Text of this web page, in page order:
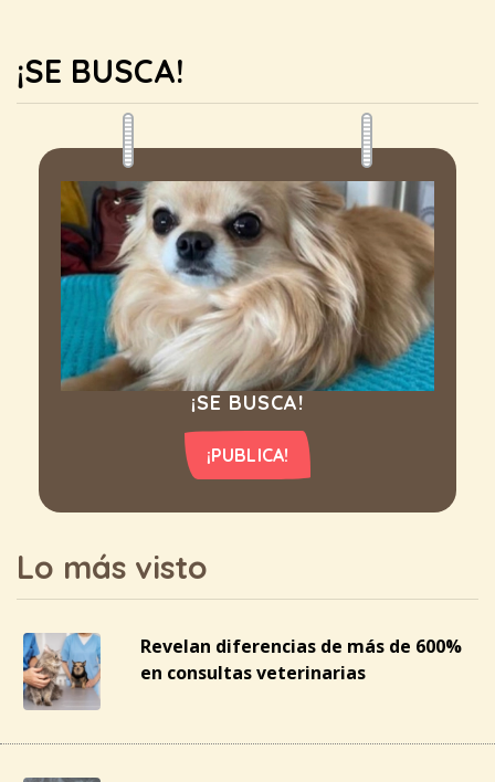
¡SE BUSCA!
¡SE BUSCA!
¡PUBLICA!
Lo más visto
Revelan diferencias de más de 600%
en consultas veterinarias